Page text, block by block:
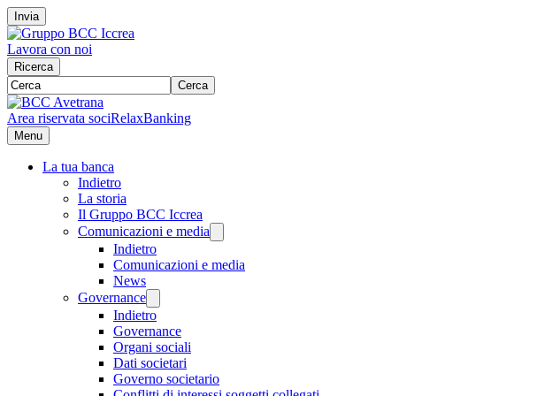
Invia
Lavora con noi
Ricerca
Cerca
Area riservata sociRelaxBanking
Menu
La tua banca
Indietro
La storia
Il Gruppo BCC Iccrea
Comunicazioni e media
Indietro
Comunicazioni e media
News
Governance
Indietro
Governance
Organi sociali
Dati societari
Governo societario